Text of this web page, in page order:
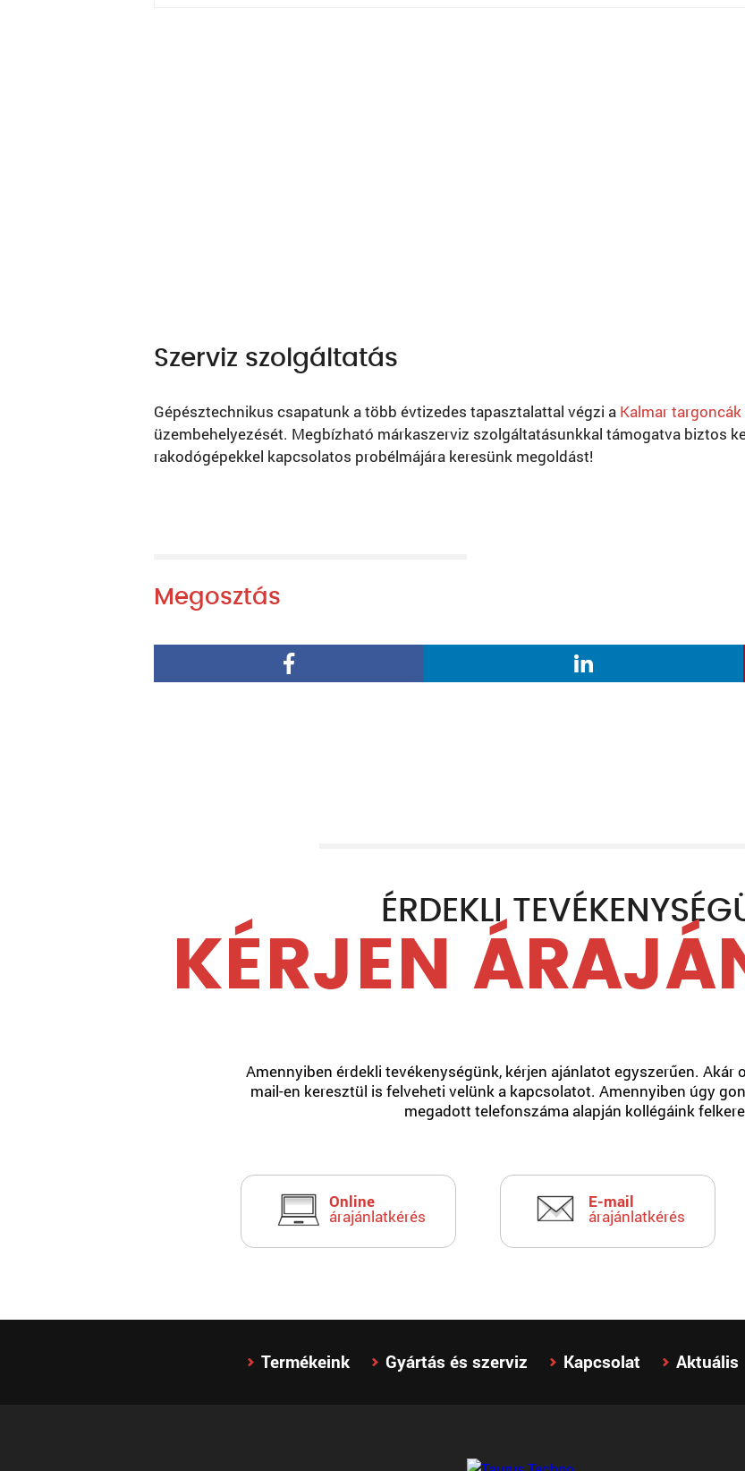
Szerviz szolgáltatás
Gépésztechnikus csapatunk a több évtizedes tapasztalattal végzi a Kalmar
üzembehelyezését. Megbízható márkaszerviz szolgáltatásunkkal támogatva biztos
rakodógépekkel kapcsolatos probélmájára keresünk megoldást!
Megosztás
ÉRDEKLI
KÉRJEN
Amennyiben érdekli tevékenységünk, kérjen ajánlatot egyszerűen. Akár
mail-en keresztül is felveheti velünk a kapcsolatot. Amennyiben úgy
megadott telefonszáma alapján kollégáink
Online
árajánlatkérés
E-mail
árajánlatkérés
Termékeink Gyártás és szerviz Kapcsolat Aktuális